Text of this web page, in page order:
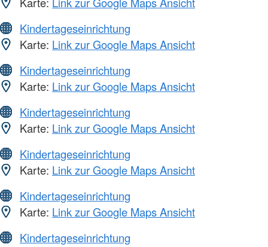
Kindertageseinrichtung
Karte: Link zur Google Maps Ansicht
Kindertageseinrichtung
Karte: Link zur Google Maps Ansicht
Kindertageseinrichtung
Karte: Link zur Google Maps Ansicht
Kindertageseinrichtung
Karte: Link zur Google Maps Ansicht
Kindertageseinrichtung
Karte: Link zur Google Maps Ansicht
Kindertageseinrichtung